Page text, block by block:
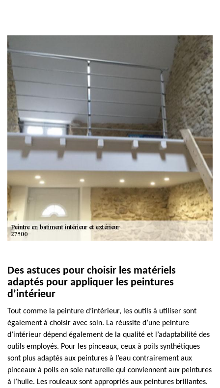
Des astuces pour choisir les matériels
adaptés pour appliquer les peintures
d’intérieur
Tout comme la peinture d’intérieur, les outils à utiliser sont
également à choisir avec soin. La réussite d’une peinture
d’intérieur dépend également de la qualité et l’adaptabilité des
outils employés. Pour les pinceaux, ceux à poils synthétiques
sont plus adaptés aux peintures à l’eau contrairement aux
pinceaux à poils en soie naturelle qui conviennent aux peintures
à l’huile. Les rouleaux sont appropriés aux peintures brillantes.